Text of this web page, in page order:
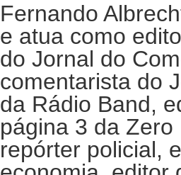
Fernando
e atua como
do Jornal do
comentarista do
da Rádio Band,
página 3 da Zero
repórter policial,